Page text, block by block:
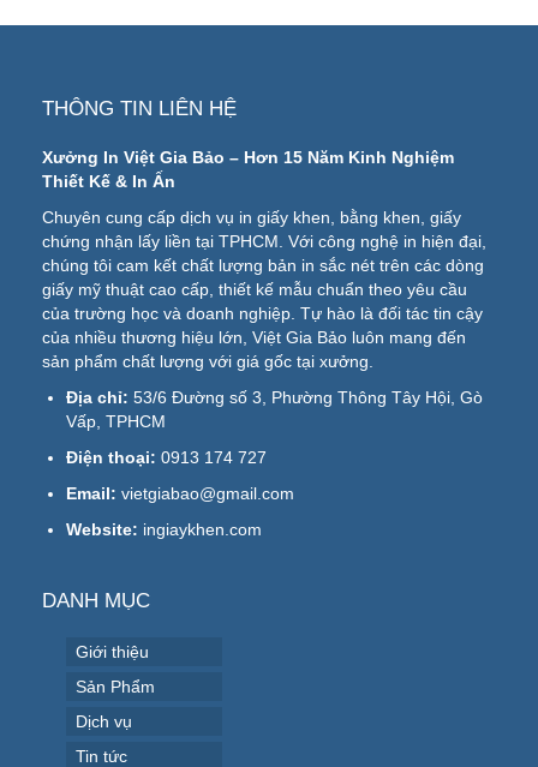
THÔNG TIN LIÊN HỆ
Xưởng In Việt Gia Bảo – Hơn 15 Năm Kinh Nghiệm
Thiết Kế & In Ấn
Chuyên cung cấp dịch vụ in giấy khen, bằng khen, giấy
chứng nhận lấy liền tại TPHCM. Với công nghệ in hiện đại,
chúng tôi cam kết chất lượng bản in sắc nét trên các dòng
giấy mỹ thuật cao cấp, thiết kế mẫu chuẩn theo yêu cầu
của trường học và doanh nghiệp. Tự hào là đối tác tin cậy
của nhiều thương hiệu lớn, Việt Gia Bảo luôn mang đến
sản phẩm chất lượng với giá gốc tại xưởng.
Địa chỉ: 53/6 Đường số 3, Phường Thông Tây Hội, Gò
Vấp, TPHCM
Điện thoại: 0913 174 727
Email: vietgiabao@gmail.com
Website: ingiaykhen.com
DANH MỤC
Giới thiệu
Sản Phẩm
Dịch vụ
Tin tức